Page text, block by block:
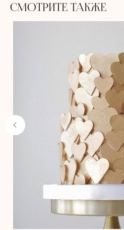
СМОТРИТЕ ТАКЖЕ
Не забудьте добавить